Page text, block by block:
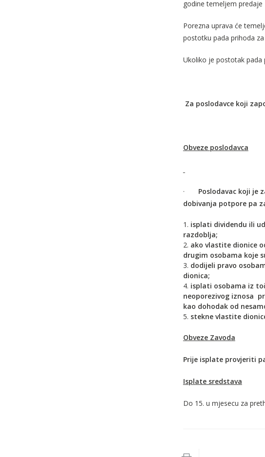
godine temeljem predaje
Porezna uprava će
postotku pada prihoda
Ukoliko je postotak pada
Za poslodavce koji
Obveze poslodavca
· Poslodavac koji je
dobivanja potpore pa
isplati dividendu ili
razdoblja;
ako vlastite dionice
drugim osobama koje
dodijeli pravo
dionica;
isplati osobama iz
neoporezivog iznosa
kao dohodak od
stekne vlastite
Obveze Zavoda
Prije isplate provjeriti
Isplate sredstava
Do 15. u mjesecu za